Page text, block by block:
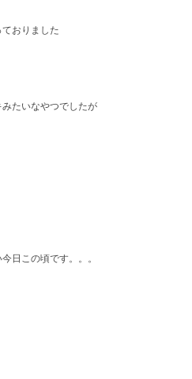
おりました
たいなやつでしたが
日この頃です。。。